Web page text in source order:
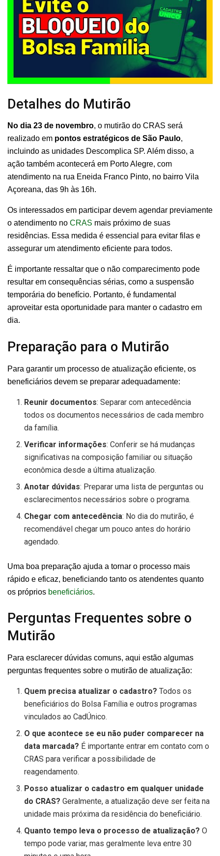
Detalhes do Mutirão
No dia 23 de novembro, o mutirão do CRAS será
realizado em pontos estratégicos de São Paulo,
incluindo as unidades Descomplica SP. Além disso, a
ação também acontecerá em Porto Alegre, com
atendimento na rua Eneida Franco Pinto, no bairro Vila
Açoreana, das 9h às 16h.
Os interessados em participar devem agendar previamente
o atendimento no CRAS mais próximo de suas
residências. Essa medida é essencial para evitar filas e
assegurar um atendimento eficiente para todos.
É importante ressaltar que o não comparecimento pode
resultar em consequências sérias, como a suspensão
temporária do benefício. Portanto, é fundamental
aproveitar esta oportunidade para manter o cadastro em
dia.
Preparação para o Mutirão
Para garantir um processo de atualização eficiente, os
beneficiários devem se preparar adequadamente:
Reunir documentos: Separar com antecedência
todos os documentos necessários de cada membro
da família.
Verificar informações: Conferir se há mudanças
significativas na composição familiar ou situação
econômica desde a última atualização.
Anotar dúvidas: Preparar uma lista de perguntas ou
esclarecimentos necessários sobre o programa.
Chegar com antecedência: No dia do mutirão, é
recomendável chegar um pouco antes do horário
agendado.
Uma boa preparação ajuda a tornar o processo mais
rápido e eficaz, beneficiando tanto os atendentes quanto
os próprios beneficiários.
Perguntas Frequentes sobre o
Mutirão
Para esclarecer dúvidas comuns, aqui estão algumas
perguntas frequentes sobre o mutirão de atualização:
Quem precisa atualizar o cadastro? Todos os
beneficiários do Bolsa Família e outros programas
vinculados ao CadÚnico.
O que acontece se eu não puder comparecer na
data marcada? É importante entrar em contato com o
CRAS para verificar a possibilidade de
reagendamento.
Posso atualizar o cadastro em qualquer unidade
do CRAS? Geralmente, a atualização deve ser feita na
unidade mais próxima da residência do beneficiário.
Quanto tempo leva o processo de atualização? O
tempo pode variar, mas geralmente leva entre 30